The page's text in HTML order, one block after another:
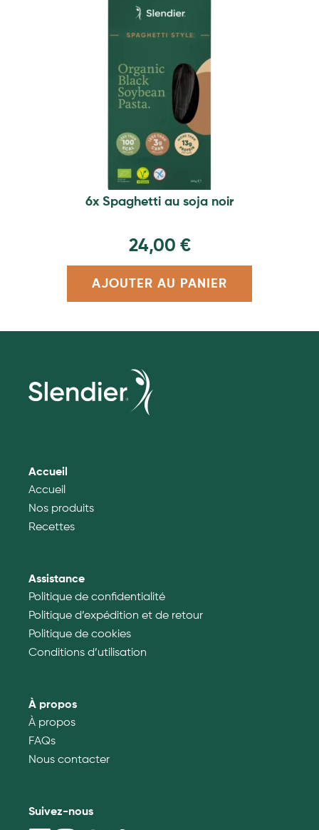
6x Spaghetti au soja noir
24,00 €
AJOUTER AU PANIER
Accueil
Accueil
Nos produits
Recettes
Assistance
Politique de confidentialité
Politique d’expédition et de retour
Politique de cookies
Conditions d’utilisation
À propos
À propos
FAQs
Nous contacter
Suivez-nous